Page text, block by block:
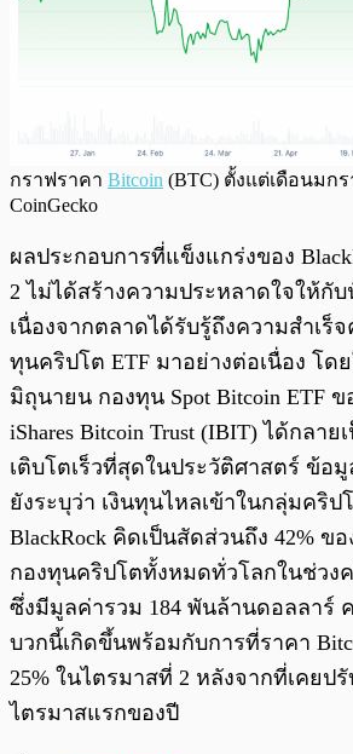
กราฟราคา Bitcoin (BTC) ตั้งแต่เดือนมก
CoinGecko
ผลประกอบการที่แข็งแกร่งของ
2 ไม่ได้สร้างความประหลาดใจให้กั
เนื่องจากตลาดได้รับรู้ถึงความสำเร็
ทุนคริปโต ETF มาอย่างต่อเนื่อง โด
มิถุนายน กองทุน Spot Bitcoin ETF ข
iShares Bitcoin Trust (IBIT) ได้กลา
เติบโตเร็วที่สุดในประวัติศาสตร์ ข้อมู
ยังระบุว่า เงินทุนไหลเข้าในกลุ่มคริป
BlackRock คิดเป็นสัดส่วนถึง 42% ข
กองทุนคริปโตทั้งหมดทั่วโลกในช่วง
ซึ่งมีมูลค่ารวม 184 พันล้านดอลลาร์
บวกนี้เกิดขึ้นพร้อมกับการที่ราคา
25% ในไตรมาสที่ 2 หลังจากที่เคยป
ไตรมาสแรกของปี